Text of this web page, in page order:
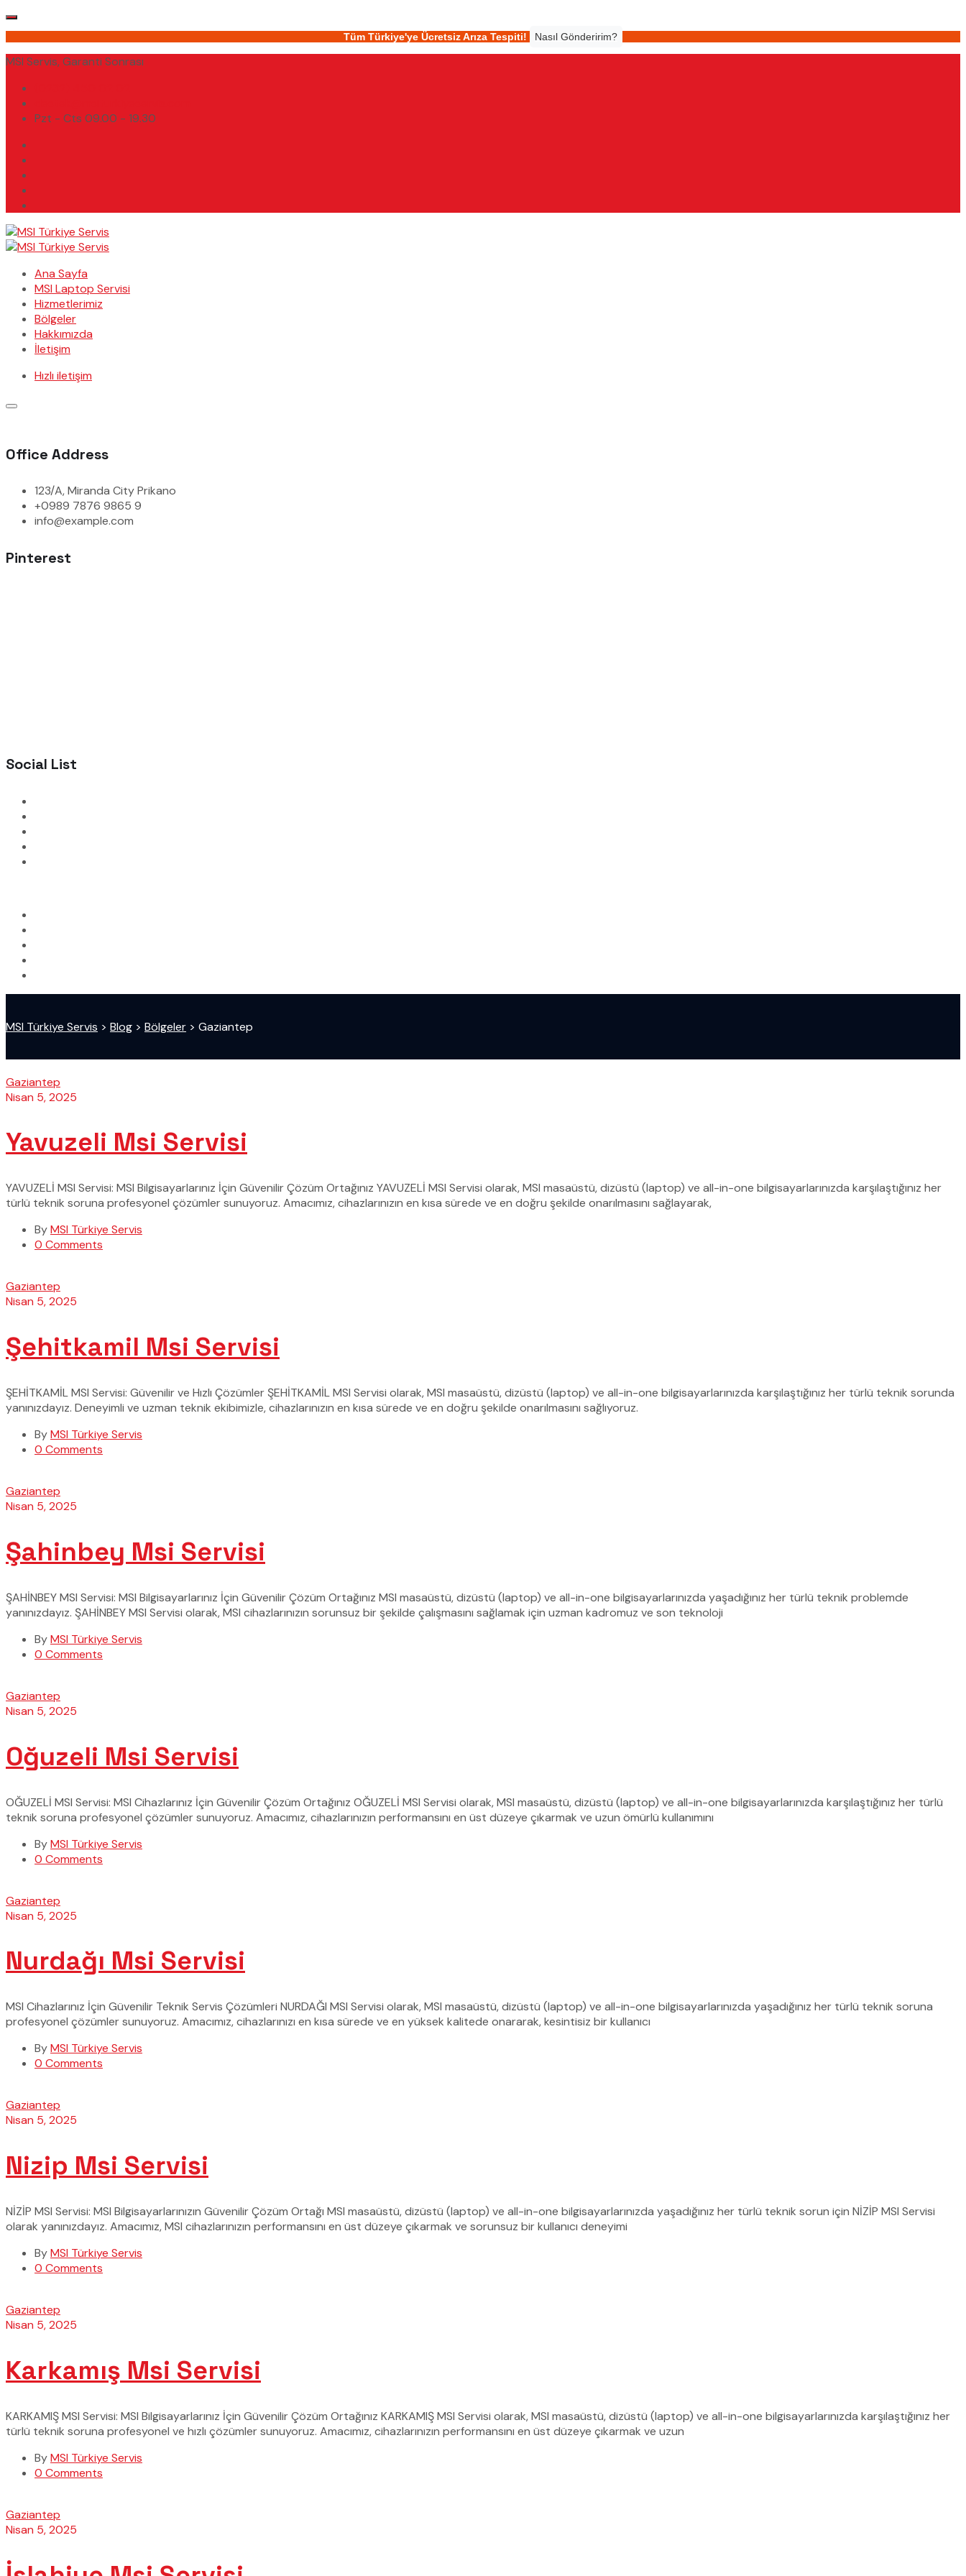
Tüm Türkiye'ye Ücretsiz Arıza Tespiti! Nasıl Gönderirim?
MSI Servis, Garanti Sonrası
Pzt - Cts 09.00 - 19.30
Ana Sayfa
MSI Laptop Servisi
Hizmetlerimiz
Bölgeler
Hakkımızda
İletişim
Hızlı iletişim
Office Address
123/A, Miranda City Prikano
+0989 7876 9865 9
info@example.com
Pinterest
Social List
MSI Türkiye Servis > Blog > Bölgeler > Gaziantep
Gaziantep
Nisan 5, 2025
Yavuzeli Msi Servisi
YAVUZELİ MSI Servisi: MSI Bilgisayarlarınız İçin Güvenilir Çözüm Ortağınız YAVUZELİ MSI Servisi olarak, MSI masaüstü, dizüstü (laptop) ve all-in-one bilgisayarlarınızda karşılaştığınız her
türlü teknik soruna profesyonel çözümler sunuyoruz. Amacımız, cihazlarınızın en kısa sürede ve en doğru şekilde onarılmasını sağlayarak,
ByMSI Türkiye Servis
0 Comments
Gaziantep
Nisan 5, 2025
Şehitkamil Msi Servisi
ŞEHİTKAMİL MSI Servisi: Güvenilir ve Hızlı Çözümler ŞEHİTKAMİL MSI Servisi olarak, MSI masaüstü, dizüstü (laptop) ve all-in-one bilgisayarlarınızda karşılaştığınız her türlü teknik sorunda
yanınızdayız. Deneyimli ve uzman teknik ekibimizle, cihazlarınızın en kısa sürede ve en doğru şekilde onarılmasını sağlıyoruz.
ByMSI Türkiye Servis
0 Comments
Gaziantep
Nisan 5, 2025
Şahinbey Msi Servisi
ŞAHİNBEY MSI Servisi: MSI Bilgisayarlarınız İçin Güvenilir Çözüm Ortağınız MSI masaüstü, dizüstü (laptop) ve all-in-one bilgisayarlarınızda yaşadığınız her türlü teknik problemde
yanınızdayız. ŞAHİNBEY MSI Servisi olarak, MSI cihazlarınızın sorunsuz bir şekilde çalışmasını sağlamak için uzman kadromuz ve son teknoloji
ByMSI Türkiye Servis
0 Comments
Gaziantep
Nisan 5, 2025
Oğuzeli Msi Servisi
OĞUZELİ MSI Servisi: MSI Cihazlarınız İçin Güvenilir Çözüm Ortağınız OĞUZELİ MSI Servisi olarak, MSI masaüstü, dizüstü (laptop) ve all-in-one bilgisayarlarınızda karşılaştığınız her türlü
teknik soruna profesyonel çözümler sunuyoruz. Amacımız, cihazlarınızın performansını en üst düzeye çıkarmak ve uzun ömürlü kullanımını
ByMSI Türkiye Servis
0 Comments
Gaziantep
Nisan 5, 2025
Nurdağı Msi Servisi
MSI Cihazlarınız İçin Güvenilir Teknik Servis Çözümleri NURDAĞI MSI Servisi olarak, MSI masaüstü, dizüstü (laptop) ve all-in-one bilgisayarlarınızda yaşadığınız her türlü teknik soruna
profesyonel çözümler sunuyoruz. Amacımız, cihazlarınızı en kısa sürede ve en yüksek kalitede onararak, kesintisiz bir kullanıcı
ByMSI Türkiye Servis
0 Comments
Gaziantep
Nisan 5, 2025
Nizip Msi Servisi
NİZİP MSI Servisi: MSI Bilgisayarlarınızın Güvenilir Çözüm Ortağı MSI masaüstü, dizüstü (laptop) ve all-in-one bilgisayarlarınızda yaşadığınız her türlü teknik sorun için NİZİP MSI Servisi
olarak yanınızdayız. Amacımız, MSI cihazlarınızın performansını en üst düzeye çıkarmak ve sorunsuz bir kullanıcı deneyimi
ByMSI Türkiye Servis
0 Comments
Gaziantep
Nisan 5, 2025
Karkamış Msi Servisi
KARKAMIŞ MSI Servisi: MSI Bilgisayarlarınız İçin Güvenilir Çözüm Ortağınız KARKAMIŞ MSI Servisi olarak, MSI masaüstü, dizüstü (laptop) ve all-in-one bilgisayarlarınızda karşılaştığınız her
türlü teknik soruna profesyonel ve hızlı çözümler sunuyoruz. Amacımız, cihazlarınızın performansını en üst düzeye çıkarmak ve uzun
ByMSI Türkiye Servis
0 Comments
Gaziantep
Nisan 5, 2025